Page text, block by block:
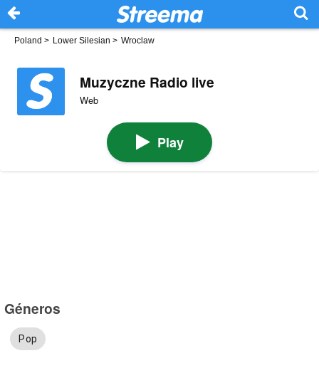
Poland > Lower Silesian > Wroclaw
Muzyczne Radio live
Web
Play
Géneros
Pop